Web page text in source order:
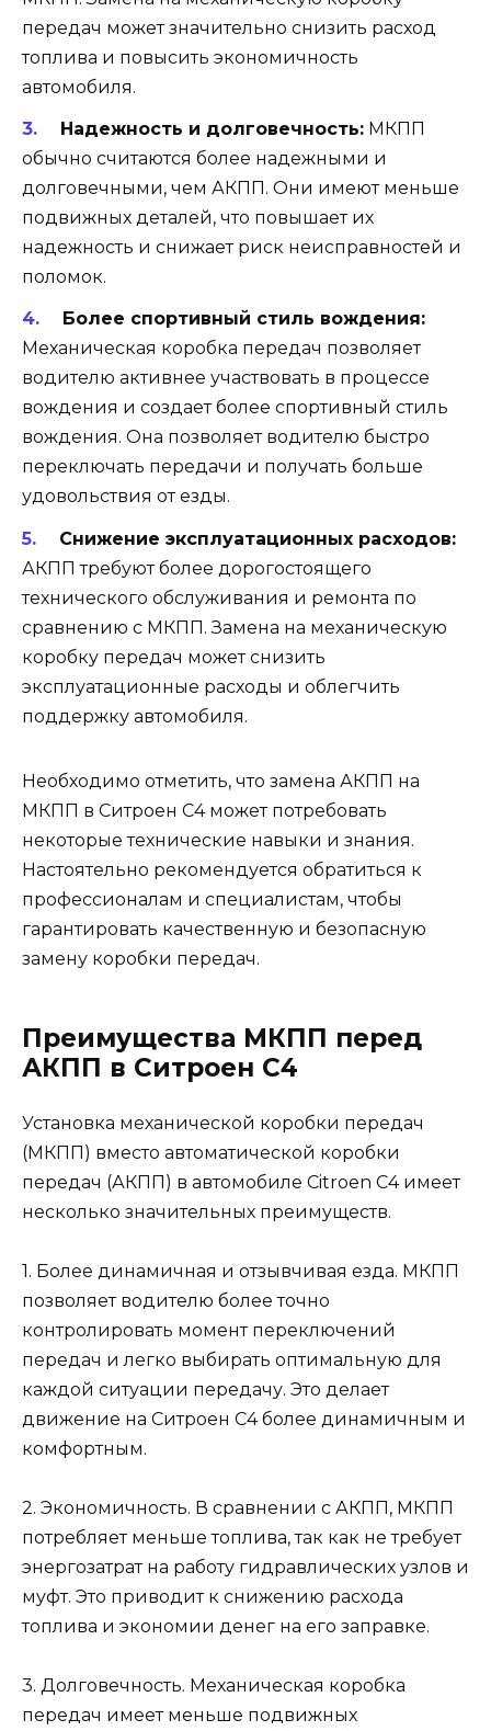
передач может значительно снизить расход
топлива и повысить экономичность
автомобиля.
Надежность и долговечность:МКПП
обычно считаются более надежными и
долговечными, чем АКПП. Они имеют меньше
подвижных деталей, что повышает их
надежность и снижает риск неисправностей и
поломок.
Более спортивный стиль вождения:
Механическая коробка передач позволяет
водителю активнее участвовать в процессе
вождения и создает более спортивный стиль
вождения. Она позволяет водителю быстро
переключать передачи и получать больше
удовольствия от езды.
Снижение эксплуатационных расходов:
АКПП требуют более дорогостоящего
технического обслуживания и ремонта по
сравнению с МКПП. Замена на механическую
коробку передач может снизить
эксплуатационные расходы и облегчить
поддержку автомобиля.
Необходимо отметить, что замена АКПП на
МКПП в Ситроен С4 может потребовать
некоторые технические навыки и знания.
Настоятельно рекомендуется обратиться к
профессионалам и специалистам, чтобы
гарантировать качественную и безопасную
замену коробки передач.
Преимущества МКПП перед
АКПП в Ситроен С4
Установка механической коробки передач
(МКПП) вместо автоматической коробки
передач (АКПП) в автомобиле Citroen C4 имеет
несколько значительных преимуществ.
1. Более динамичная и отзывчивая езда. МКПП
позволяет водителю более точно
контролировать момент переключений
передач и легко выбирать оптимальную для
каждой ситуации передачу. Это делает
движение на Ситроен С4 более динамичным и
комфортным.
2. Экономичность. В сравнении с АКПП, МКПП
потребляет меньше топлива, так как не требует
энергозатрат на работу гидравлических узлов и
муфт. Это приводит к снижению расхода
топлива и экономии денег на его заправке.
3. Долговечность. Механическая коробка
передач имеет меньше подвижных